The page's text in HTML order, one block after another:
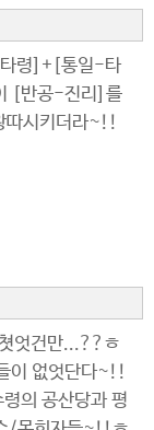
령]+[통일-타
[반공-진리]를
따시키더라~!!
엇건만...??ㅎ
이 없엇단다~!!
의 공산당과 평